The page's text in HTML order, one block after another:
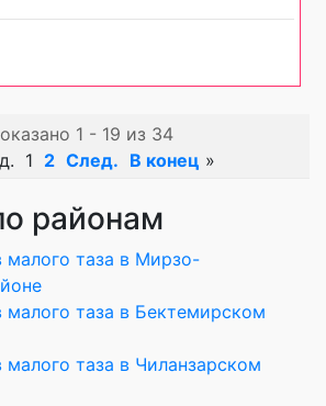
1 - 19 из 34
1 2 След. В конец »
районам
малого таза в Мирзо-
малого таза в Бектемирском
таза в Чиланзарском